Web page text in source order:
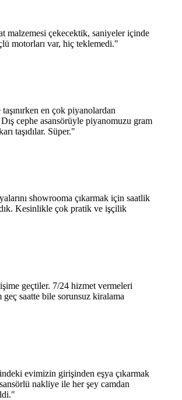
malzemesi çekecektik, saniyeler içinde
motorları var, hiç teklemedi."
en çok piyanolardan
cephe asansörüyle piyanomuzu gram
taşıdılar. Süper."
showrooma çıkarmak için saatlik
Kesinlikle çok pratik ve işçilik
geçtiler. 7/24 hizmet vermeleri
geç saatte bile sorunsuz kiralama
evimizin girişinden eşya çıkarmak
nakliye ile her şey camdan
"